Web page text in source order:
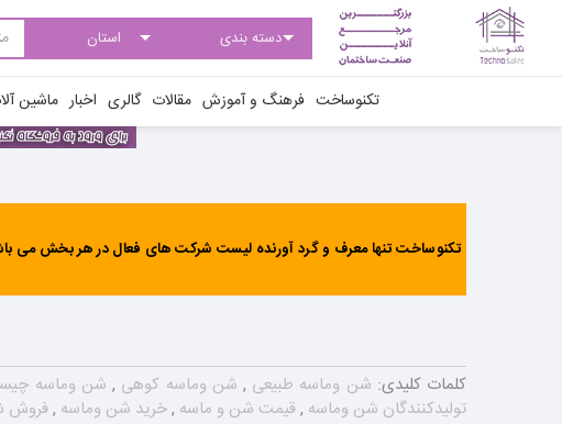
تکنوساخت فرهنگ و آموزش مقالات گالری اخبار ماشین
تکنوساخت تنها معرف و گرد آورنده لیست شرکت های فعال در هر بخش می
کلمات کلیدی: شن وماسه طبیعی , شن وماسه کوهی , شن وماسه
تولیدکنندگان شن وماسه ,قیمت شن و ماسه ,خرید شن وماسه ,فروش